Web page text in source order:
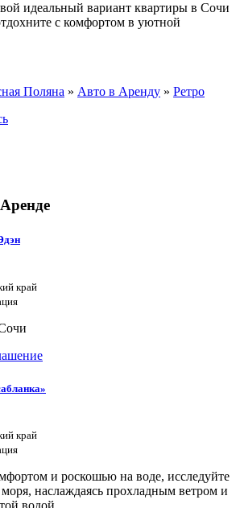
идеальный вариант квартиры в Сочи
с комфортом в уютной
Поляна » Авто в Аренду » Ретро
край
край
и роскошью на воде, исследуйте
моря, наслаждаясь прохладным ветром и
водой.